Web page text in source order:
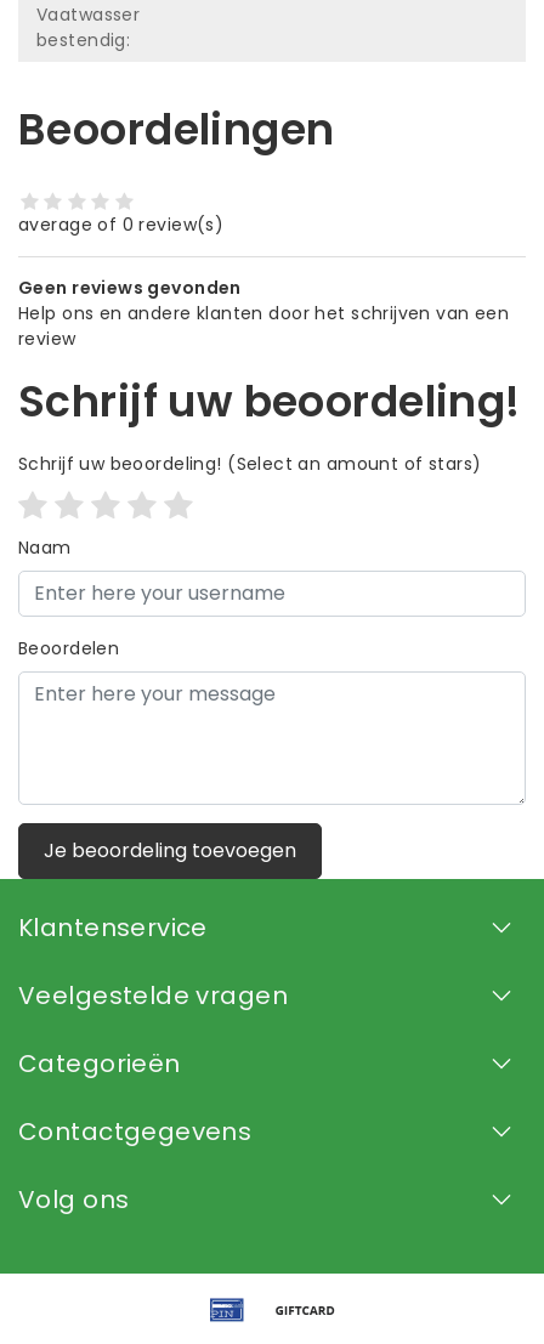
Vaatwasser
bestendig:
Beoordelingen
average of 0 review(s)
Geen reviews gevonden
Help ons en andere klanten door het schrijven van een
review
Schrijf uw beoordeling!
Schrijf uw beoordeling! (Select an amount of stars)
Naam
Beoordelen
Je beoordeling toevoegen
Klantenservice
Veelgestelde vragen
Categorieën
Contactgegevens
Volg ons